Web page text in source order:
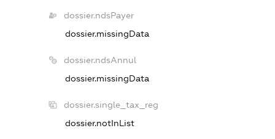
dossier.ndsPayer
dossier.missingData
dossier.ndsAnnul
dossier.missingData
dossier.single_tax_reg
dossier.notInList